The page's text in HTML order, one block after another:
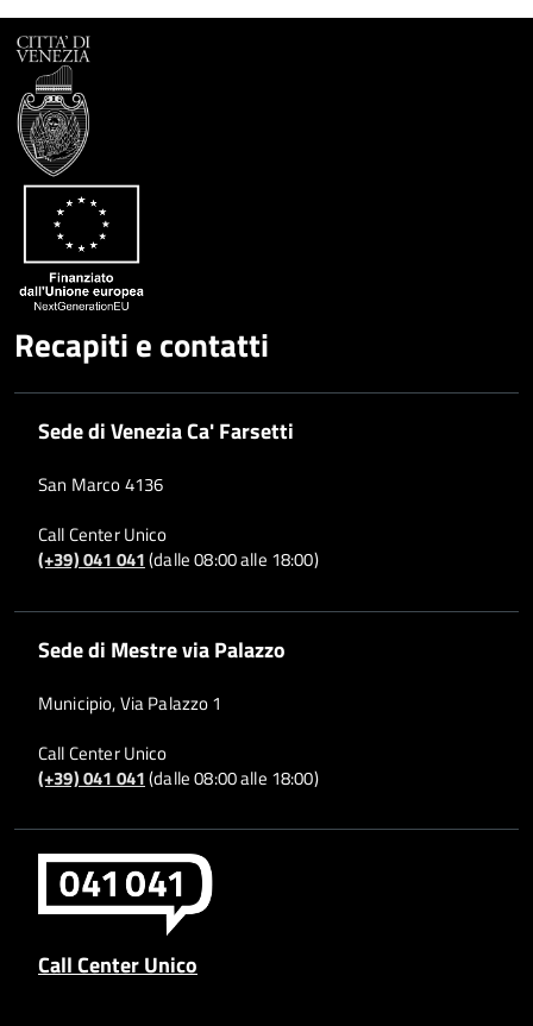
Recapiti e contatti
Sede di Venezia Ca' Farsetti
San Marco 4136
Call Center Unico
(+39) 041 041(dalle 08:00 alle 18:00)
Sede di Mestre via Palazzo
Municipio, Via Palazzo 1
Call Center Unico
(+39) 041 041(dalle 08:00 alle 18:00)
Call Center Unico